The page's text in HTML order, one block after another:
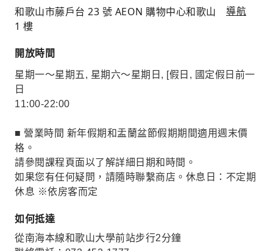
和歌山市藤戶台 23 號 AEON 購物中心和歌山
1 樓
導航
開放時間
星期一～星期五, 星期六～星期日, [假日, 國定假日前一
日
11:00-22:00
■ 營業時間 新年假期和盂蘭盆節假期期間適用週末價
格。
請參閱課程頁面以了解詳細日期和時間。
如果您有任何疑問，請隨時聯繫商店。休息日：不定期
休息 ※依房客而定
如何抵達
從南海本線和歌山大學前站步行2分鐘